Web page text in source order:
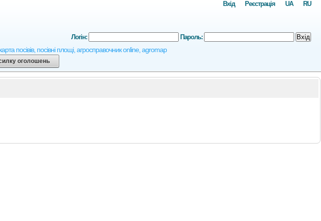
посівів, посівні площі, агросправочник online, agromap
RU
UA
Реєстрація
Вхід
Логін: Пароль: Вхід
оголошень